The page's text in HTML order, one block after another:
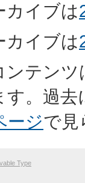
カイブは
カイブは
ンテンツ
す。過
ージで見
Type